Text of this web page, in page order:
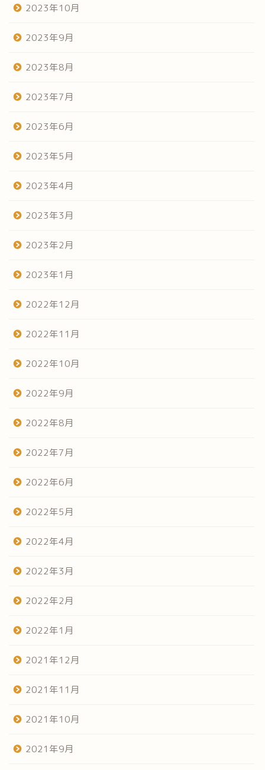
2023年10月
2023年9月
2023年8月
2023年7月
2023年6月
2023年5月
2023年4月
2023年3月
2023年2月
2023年1月
2022年12月
2022年11月
2022年10月
2022年9月
2022年8月
2022年7月
2022年6月
2022年5月
2022年4月
2022年3月
2022年2月
2022年1月
2021年12月
2021年11月
2021年10月
2021年9月